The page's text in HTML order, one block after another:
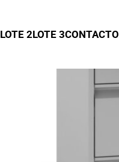
LOTE 2LOTE 3CONTACTO